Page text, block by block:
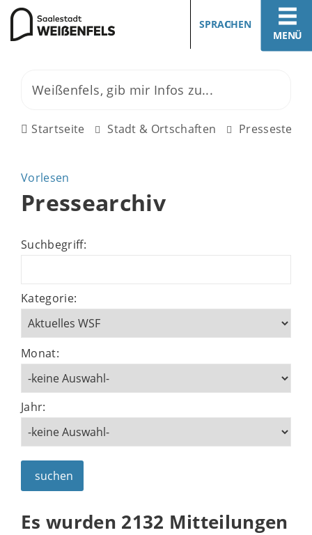
MENÜ
SPRACHEN
Startseite Stadt & Ortschaften Pressestelle
Vorlesen
Pressearchiv
Suchbegriff:
Kategorie:
Monat:
Jahr:
suchen
Es wurden 2132 Mitteilungen